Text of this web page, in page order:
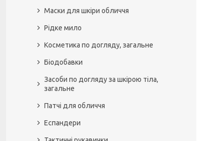
Маски для шкіри обличчя
Рідке мило
Косметика по догляду, загальне
Біодобавки
Засоби по догляду за шкірою тіла,
загальне
Патчі для обличчя
Еспандери